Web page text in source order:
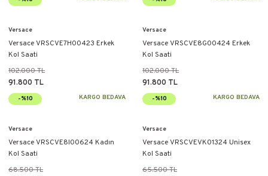
Versace
Versace VRSCVE7H00423 Erkek
Kol Saati
102.000 TL
91.800 TL
-%10 KARGO BEDAVA
Versace
Versace VRSCVE8G00424 Erkek
Kol Saati
102.000 TL
91.800 TL
-%10 KARGO BEDAVA
Versace
Versace VRSCVE8I00624 Kadın
Kol Saati
68.500 TL
Versace
Versace VRSCVEVK01324 Unisex
Kol Saati
65.500 TL